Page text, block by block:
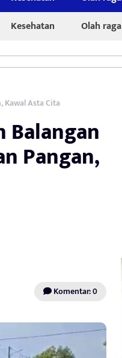
Kesehatan Olah raga
Kawal Asta Cita
Balangan
Pangan,
Komentar: 0